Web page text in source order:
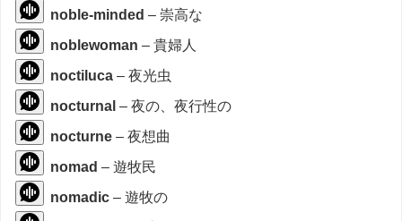
noble-minded – 崇高な
noblewoman – 貴婦人
noctiluca – 夜光虫
nocturnal – 夜の、夜行性の
nocturne – 夜想曲
nomad – 遊牧民
nomadic – 遊牧の